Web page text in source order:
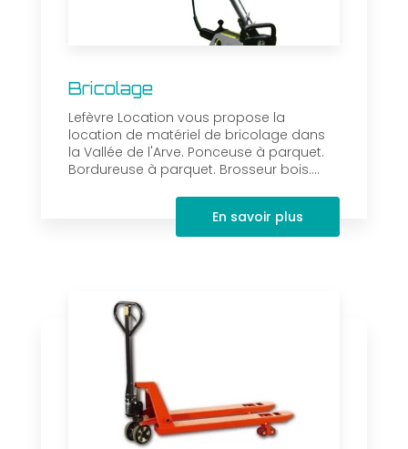
Bricolage
Lefèvre Location vous propose la
location de matériel de bricolage dans
la Vallée de l'Arve. Ponceuse à parquet.
Bordureuse à parquet. Brosseur bois....
En savoir plus